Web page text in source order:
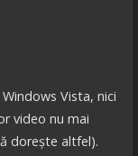
Vista, nici
video nu mai
dorește altfel).